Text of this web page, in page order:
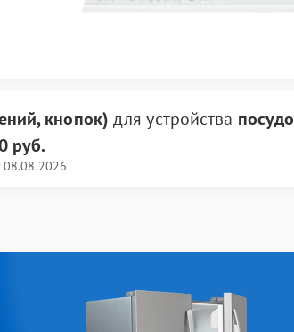
кнопок) для устройства
руб.
08.08.2026